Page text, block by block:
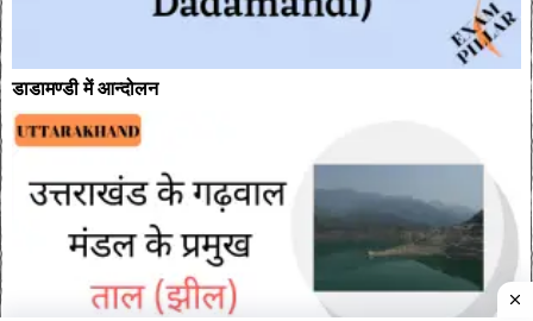
डाडामण्डी में आन्दोलन